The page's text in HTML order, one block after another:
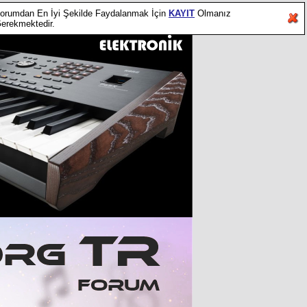
En İyi Şekilde Faydalanmak İçin KAYIT Olmanız